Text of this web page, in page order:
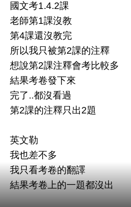
國文考1.4.2課
老師第1課沒教
第4課還沒教完
所以我只被第2課的注釋
想說第2課注釋會考比較多
結果考卷發下來
完了..都沒看過
第2課的注釋只出2題
英文勒
我也差不多
我只看考卷的翻譯
結果考卷上的一題都沒出